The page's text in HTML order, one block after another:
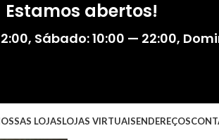
Estamos abertos!
, Sábado: 10:00 — 22:00,
LOJASLOJAS VIRTUAISENDEREÇOS